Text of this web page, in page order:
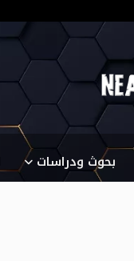
بحوث ودراسات